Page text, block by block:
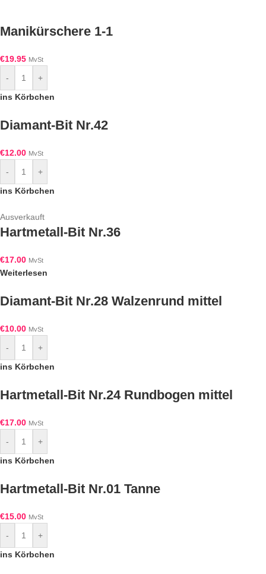
Manikürschere 1-1
€19.95 MvSt
-
+
ins Körbchen
Diamant-Bit Nr.42
€12.00 MvSt
-
+
ins Körbchen
Ausverkauft
Hartmetall-Bit Nr.36
€17.00 MvSt
Weiterlesen
Diamant-Bit Nr.28 Walzenrund mittel
€10.00 MvSt
-
+
ins Körbchen
Hartmetall-Bit Nr.24 Rundbogen mittel
€17.00 MvSt
-
+
ins Körbchen
Hartmetall-Bit Nr.01 Tanne
€15.00 MvSt
-
+
ins Körbchen